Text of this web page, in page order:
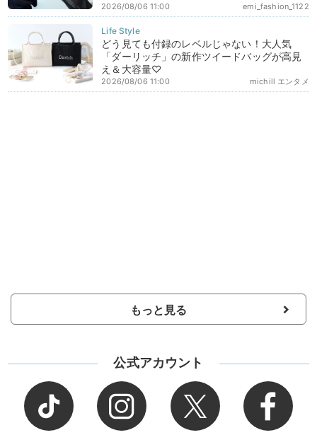
emi_fashion_1122
2026/08/06 11:00
どう見ても付録のレベルじゃない！大人気
「ダーリッチ」の新作ツイードバッグが高見
え＆大容量♡
michill エンタメ
2026/08/06 11:00
もっと見る
公式アカウント